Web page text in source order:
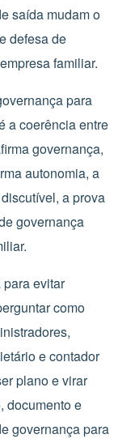
saída mudam o
defesa de
familiar.
para
a coerência entre
governança,
autonomia, a
a prova
governança
evitar
como
e contador
plano e virar
documento e
governança para